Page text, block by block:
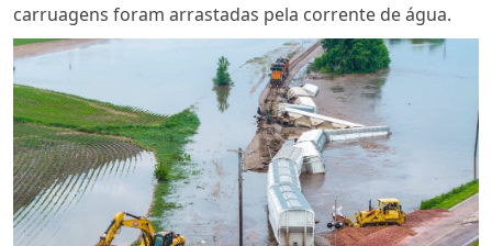
carruagens foram arrastadas pela corrente de água.